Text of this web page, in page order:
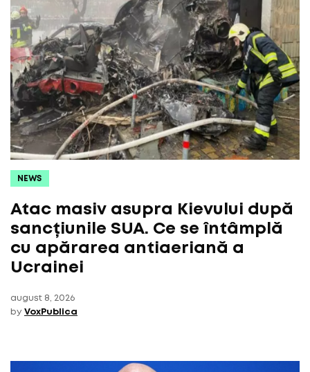
NEWS
Atac masiv asupra Kievului după
sancțiunile SUA. Ce se întâmplă
cu apărarea antiaeriană a
Ucrainei
august 8, 2026
by VoxPublica